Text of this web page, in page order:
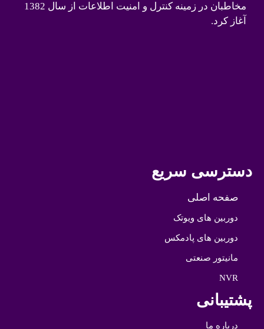
مخاطبان در زمینه کنترل و امنیت اطلاعات از سال 1382
آغاز کرد.
دسترسی سریع
صفحه اصلی
دوربین های ویوتک
دوربین های پادمکس
مانیتور صنعتی
NVR
پشتیبانی
درباره ما